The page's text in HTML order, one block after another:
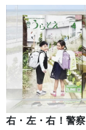
右・左・右！警